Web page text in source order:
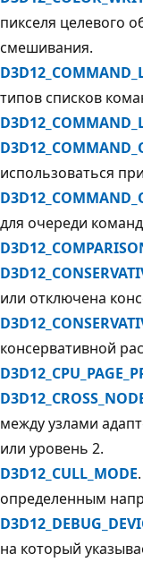
пикселя целевого
смешивания.
типов списков
использоваться
для очереди
или отключена
консервативной
между узлами
или уровень 2.
D3D12_CULL_MODE
определенным
на который